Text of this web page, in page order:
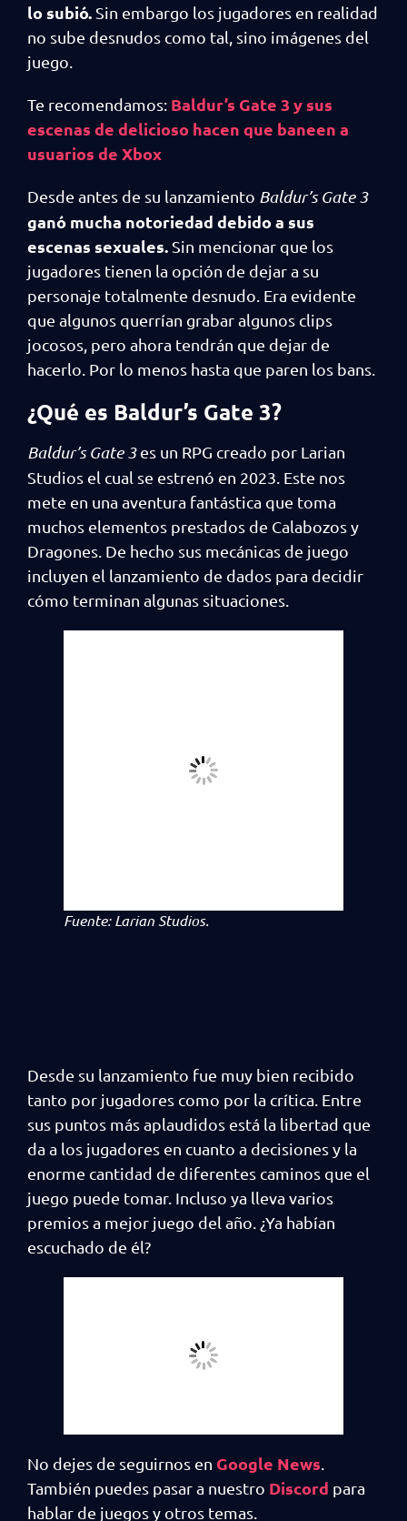
lo subió. Sin embargo los jugadores en realidad
no sube desnudos como tal, sino imágenes del
juego.
Te recomendamos: Baldur’s Gate 3 y sus
escenas de delicioso hacen que baneen a
usuarios de Xbox
Desde antes de su lanzamiento Baldur’s Gate 3
ganó mucha notoriedad debido a sus
escenas sexuales. Sin mencionar que los
jugadores tienen la opción de dejar a su
personaje totalmente desnudo. Era evidente
que algunos querrían grabar algunos clips
jocosos, pero ahora tendrán que dejar de
hacerlo. Por lo menos hasta que paren los bans.
¿Qué es Baldur’s Gate 3?
Baldur’s Gate 3es un RPG creado por Larian
Studios el cual se estrenó en 2023. Este nos
mete en una aventura fantástica que toma
muchos elementos prestados de Calabozos y
Dragones. De hecho sus mecánicas de juego
incluyen el lanzamiento de dados para decidir
cómo terminan algunas situaciones.
Fuente: Larian Studios.
Desde su lanzamiento fue muy bien recibido
tanto por jugadores como por la crítica. Entre
sus puntos más aplaudidos está la libertad que
da a los jugadores en cuanto a decisiones y la
enorme cantidad de diferentes caminos que el
juego puede tomar. Incluso ya lleva varios
premios a mejor juego del año. ¿Ya habían
escuchado de él?
No dejes de seguirnos en Google News
También puedes pasar a nuestro Discord para
hablar de juegos y otros temas.